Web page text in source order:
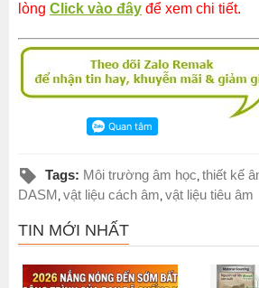
lòng Click vào đây để xem chi tiết.
Tags: Môi trường âm học, thiết kế
DASM, vật liệu cách âm, vật liệu tiêu âm
TIN MỚI NHẤT